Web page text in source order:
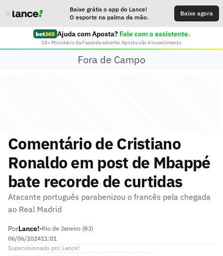
Baixe grátis o app do Lance!
O esporte na palma da mão.
Baixe agora
Ajuda com Aposta? Fale com o assistente.
18+ Ministério da Fazenda adverte: Aposta não é investimento
Fora de Campo
Comentário de Cristiano
Ronaldo em post de Mbappé
bate recorde de curtidas
Atacante português parabenizou o francês pela chegada
ao Real Madrid
PorLance!•Rio de Janeiro (RJ)
06/06/202411:01
Supervisionado por Lance!